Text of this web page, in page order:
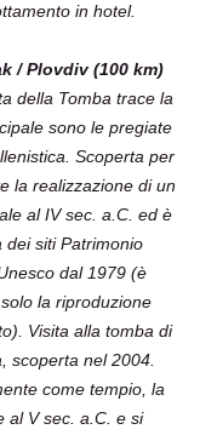
in hotel.
/ Plovdiv (100 km)
della Tomba trace la
sono le pregiate
Scoperta per
la realizzazione di un
al IV sec. a.C. ed è
dei siti Patrimonio
dal 1979 (è
la riproduzione
Visita alla tomba di
scoperta nel 2004.
come tempio, la
al V sec. a.C. e si